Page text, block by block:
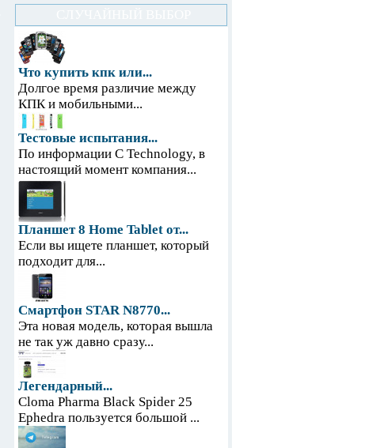
Что купить кпк или...
Долгое время различие между
КПК и мобильными...
Тестовые испытания...
По информации С Technology, в
настоящий момент компания...
Планшет 8 Home Tablet от...
Если вы ищете планшет, который
подходит для...
Смартфон STAR N8770...
Эта новая модель, которая вышла
не так уж давно сразу...
Легендарный...
Cloma Pharma Black Spider 25
Ephedra пользуется большой ...